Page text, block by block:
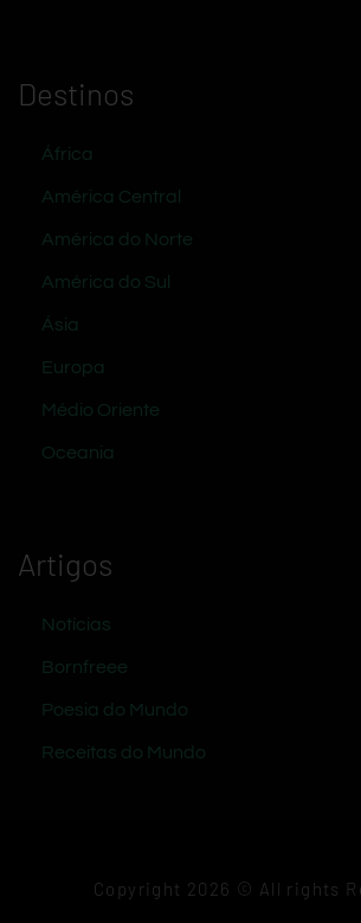
Destinos
África
América Central
América do Norte
América do Sul
Ásia
Europa
Médio Oriente
Oceania
Artigos
Notícias
Bornfreee
Poesia do Mundo
Receitas do Mundo
Copyright 2026 © All rights